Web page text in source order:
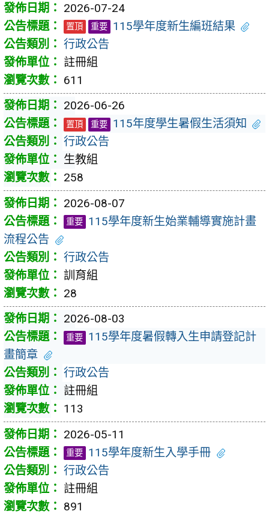
2026-07-24
置頂 重要 115學年度新生編班結果
行政公告
註冊組
611
2026-06-26
置頂 重要 115年度學生暑假生活須知
行政公告
生教組
258
2026-08-07
重要 115學年度新生始業輔導實施計畫
流程公告
行政公告
訓育組
28
2026-08-03
重要 115學年度暑假轉入生申請登記計
畫簡章
行政公告
註冊組
113
2026-05-11
重要 115學年度新生入學手冊
行政公告
註冊組
891